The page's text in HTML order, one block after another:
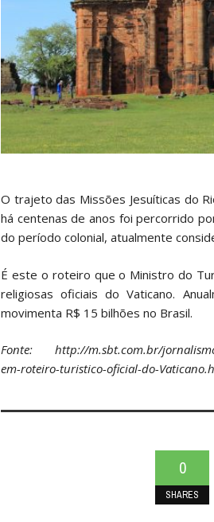
O trajeto das Missões Jesuíticas do
há centenas de anos foi percorrido
do período colonial, atualmente
É este o roteiro que o Ministro do
religiosas oficiais do Vaticano.
movimenta R$ 15 bilhões no Brasil.
Fonte: http://m.sbt.com.br/jornalismo/
em-roteiro-turistico-oficial-do-
0
SHARES